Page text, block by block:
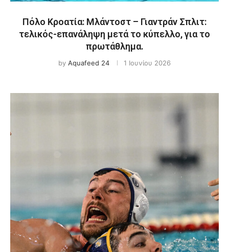
Πόλο Κροατία: Μλάντοστ – Γιαντράν Σπλιτ:
τελικός-επανάληψη μετά το κύπελλο, για το
πρωτάθλημα.
by Aquafeed 24 1 Ιουνίου 2026